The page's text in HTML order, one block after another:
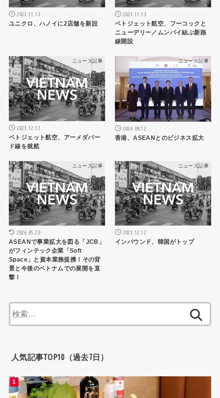
2023.11.13
ユニクロ、ハノイに2店舗を新設
2023.11.13
ベトジェット航空、フーコックと
ニューデリー／ムンバイ結ぶ新路
線開設
ニュース記事
2023.12.12
ベトジェット航空、アーメダバー
ド線を就航
ニュース記事
2024.08.12
香港、ASEANとのビジネス拡大
ニュース記事
2026.05.20
ASEANで事業拡大を図る「JCB」
がフィンテック企業「Soft
Space」と資本業務提携！その背
景と今後のベトナムでの展開を直
撃！
ニュース記事
2023.12.12
インバウンド、韓国がトップ
索:
人気記事TOP10（過去7日）